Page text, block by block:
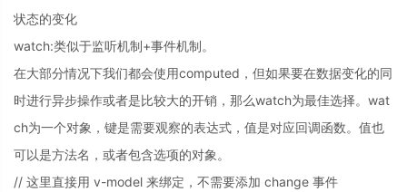
状态的变化
watch:类似于监听机制+事件机制。
在大部分情况下我们都会使用computed，但如果要在数据变化的同
时进行异步操作或者是比较大的开销，那么watch为最佳选择。wat
ch为一个对象，键是需要观察的表达式，值是对应回调函数。值也
可以是方法名，或者包含选项的对象。
// 这里直接用 v-model 来绑定，不需要添加 change 事件